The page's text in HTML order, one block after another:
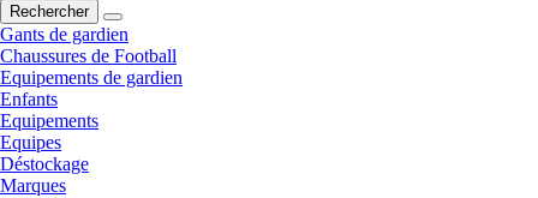
Rechercher
Gants de gardien
Chaussures de Football
Equipements de gardien
Enfants
Equipements
Equipes
Déstockage
Marques